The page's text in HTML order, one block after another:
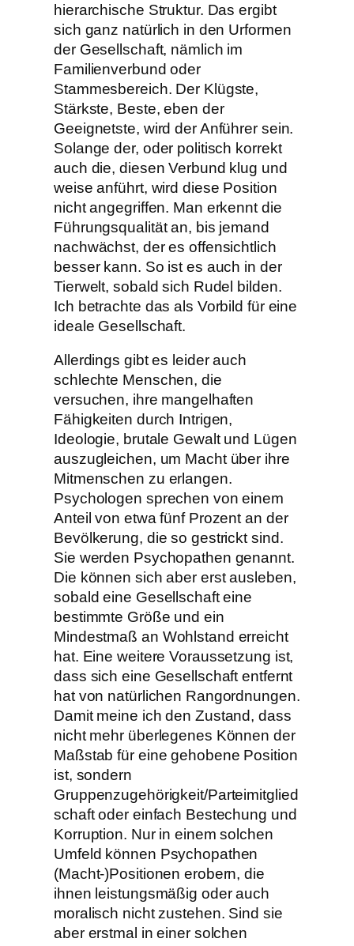
hierarchische Struktur. Das ergibt
sich ganz natürlich in den Urformen
der Gesellschaft, nämlich im
Familienverbund oder
Stammesbereich. Der Klügste,
Stärkste, Beste, eben der
Geeignetste, wird der Anführer sein.
Solange der, oder politisch korrekt
auch die, diesen Verbund klug und
weise anführt, wird diese Position
nicht angegriffen. Man erkennt die
Führungsqualität an, bis jemand
nachwächst, der es offensichtlich
besser kann. So ist es auch in der
Tierwelt, sobald sich Rudel bilden.
Ich betrachte das als Vorbild für eine
ideale Gesellschaft.
Allerdings gibt es leider auch
schlechte Menschen, die
versuchen, ihre mangelhaften
Fähigkeiten durch Intrigen,
Ideologie, brutale Gewalt und Lügen
auszugleichen, um Macht über ihre
Mitmenschen zu erlangen.
Psychologen sprechen von einem
Anteil von etwa fünf Prozent an der
Bevölkerung, die so gestrickt sind.
Sie werden Psychopathen genannt.
Die können sich aber erst ausleben,
sobald eine Gesellschaft eine
bestimmte Größe und ein
Mindestmaß an Wohlstand erreicht
hat. Eine weitere Voraussetzung ist,
dass sich eine Gesellschaft entfernt
hat von natürlichen Rangordnungen.
Damit meine ich den Zustand, dass
nicht mehr überlegenes Können der
Maßstab für eine gehobene Position
ist, sondern
Gruppenzugehörigkeit/Parteimitglied
schaft oder einfach Bestechung und
Korruption. Nur in einem solchen
Umfeld können Psychopathen
(Macht-)Positionen erobern, die
ihnen leistungsmäßig oder auch
moralisch nicht zustehen. Sind sie
aber erstmal in einer solchen